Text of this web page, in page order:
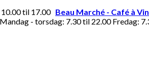
10.00 til 17.00 Beau Marché - Café à
Mandag - torsdag: 7.30 til 22.00 Fredag: